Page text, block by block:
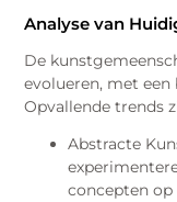
Analyse van
De
evolueren, met een
Opvallende trends
Abstracte
concepten